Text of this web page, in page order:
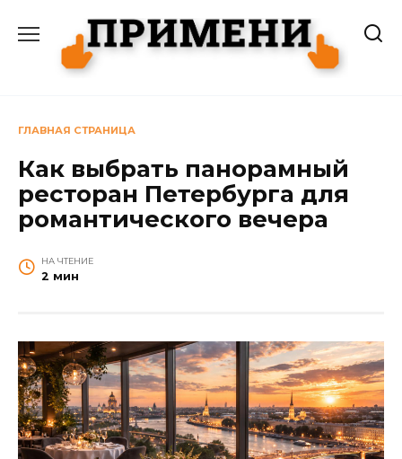
содержанию
ГЛАВНАЯ СТРАНИЦА
Как выбрать панорамный
ресторан Петербурга для
романтического вечера
НА ЧТЕНИЕ
2 мин